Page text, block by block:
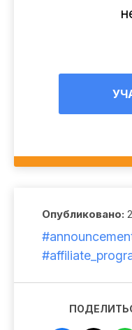
Опубликовано: